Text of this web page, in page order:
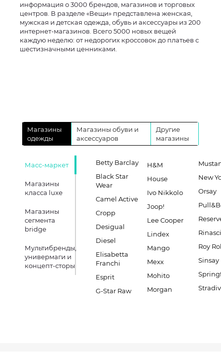
информация о 3000 брендов, магазинов и торговых
центров. В разделе «Вещи» представлена женская,
мужская и детская одежда, обувь и аксессуары из 200
интернет-магазинов. Всего 5000 новых вещей
каждую неделю: от недорогих кроссовок до платьев с
шестизначными ценниками.
Магазины
одежды
Магазины обуви и
аксессуаров
Другие
магазины
Масс-маркет
Магазины
класса luxe
Магазины
сегмента
bridge
Мультибренды,
универмаги и
концепт-сторы
Betty Barclay
Black Star
Wear
Camel Active
Cropp
Desigual
Diesel
Elisabetta
Franchi
Esprit
G-Star Raw
H&M
House
Ivo Nikkolo
Joop!
Lee Cooper
Lindex
Mango
Mexx
Mohito
Morgan
New
Orsay
Roy
Sinsay